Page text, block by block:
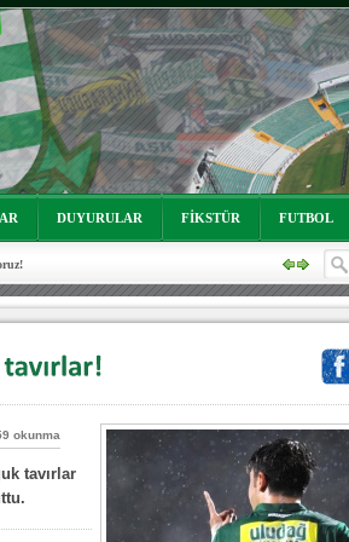
DUYURULAR FİKSTÜR FUTBOL
okunma
tavırlar